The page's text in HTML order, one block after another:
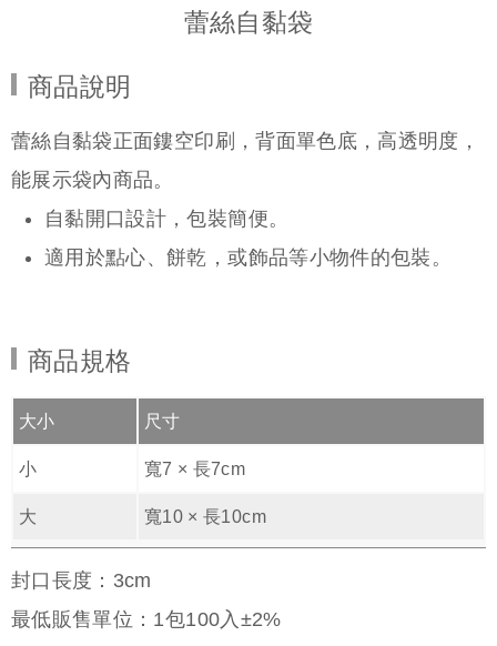
蕾絲自黏袋
商品說明
蕾絲自黏袋正面鏤空印刷，背面單色底，高透明度，
能展示袋內商品。
自黏開口設計，包裝簡便。
適用於點心、餅乾，或飾品等小物件的包裝。
商品規格
大小 尺寸
小 寬7 × 長7cm
大 寬10 × 長10cm
封口長度：3cm
最低販售單位：1包100入±2%